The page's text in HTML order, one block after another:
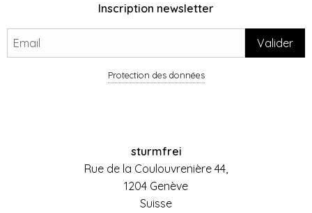
Inscription newsletter
Protection des données
sturmfrei
Rue de la Coulouvrenière 44,
1204 Genève
Suisse